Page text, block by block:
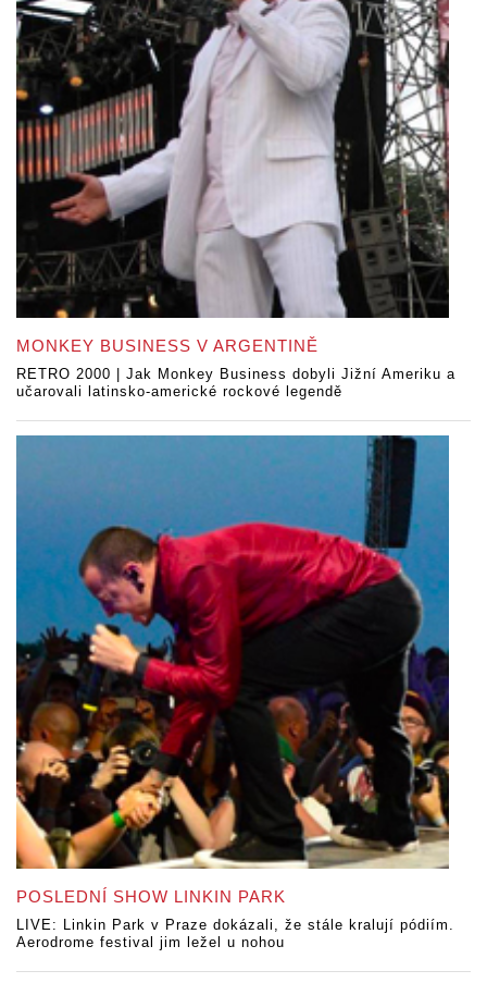
MONKEY BUSINESS V ARGENTINĚ
RETRO 2000 | Jak Monkey Business dobyli Jižní Ameriku a
učarovali latinsko-americké rockové legendě
POSLEDNÍ SHOW LINKIN PARK
LIVE: Linkin Park v Praze dokázali, že stále kralují pódiím.
Aerodrome festival jim ležel u nohou